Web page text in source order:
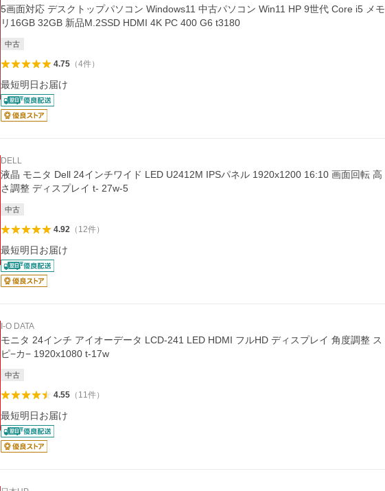
5画面対応 デスクトップパソコン Windows11 中古パソコン Win11 HP 9世代 Core i5 メモ
リ16GB 32GB 新品M.2SSD HDMI 4K PC 400 G6 t3180
中古
4.75（4件）
最短明日お届け
DELL
液晶 モニタ Dell 24インチワイド LED U2412M IPSパネル 1920x1200 16:10 画面回転 高
さ調整 ディスプレイ t- 27w-5
中古
4.92（ 12件）
最短明日お届け
I-O DATA
モニタ 24インチ アイオーデータ LCD-241 LED HDMI フルHD ディスプレイ 角度調整 ス
ピ−カ− 1920x1080 t-17w
中古
4.55（ 11件）
最短明日お届け